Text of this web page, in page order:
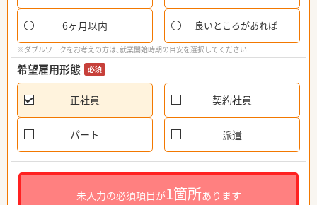
6ヶ月以内 良いところがあれば
※ダブルワークをお考えの方は、就業開始時期の目安を選択してください
希望雇用形態 必須
正社員 契約社員
パート 派遣
未入力の必須項目が1箇所あります